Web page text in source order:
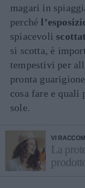
magari in
perché
spiacevoli
si scotta, è
tempestivi per
pronta
cosa fare e
sole.
VI
La